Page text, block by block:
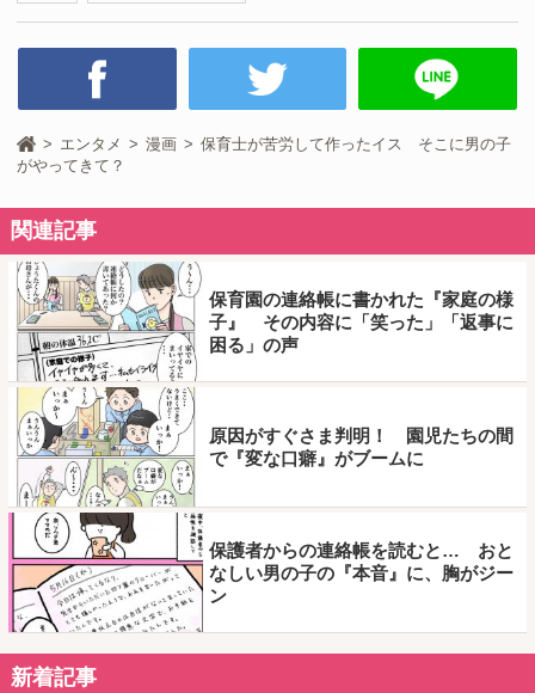
エンタメ 漫画
保育士が苦労して作ったイス そこに男の子
がやってきて？
関連記事
保育園の連絡帳に書かれた『家庭の様
子』 その内容に「笑った」「返事に
困る」の声
原因がすぐさま判明！ 園児たちの間
で『変な口癖』がブームに
保護者からの連絡帳を読むと… おと
なしい男の子の『本音』に、胸がジー
ン
新着記事